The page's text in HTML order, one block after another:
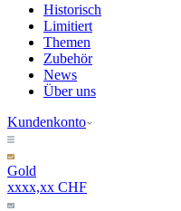
Historisch
Limitiert
Themen
Zubehör
News
Über uns
Kundenkonto
Gold
xxxx,xx CHF